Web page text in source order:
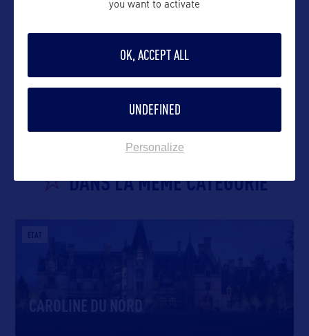
VOIR LE SITE
DANS LA MÊME CATEGORIE
ÉTAT
CAROLINE DU NORD
you want to activate
OK, ACCEPT ALL
UNDEFINED
Personalize